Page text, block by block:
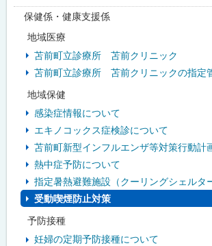
保健係・健康支援係
地域医療
苫前町立診療所 苫前クリニック
苫前町立診療所 苫前クリニックの指定
地域保健
感染症情報について
エキノコックス症検診について
苫前町新型インフルエンザ等対策行動計
熱中症予防について
指定暑熱避難施設（クーリングシェルタ
受動喫煙防止対策
予防接種
妊婦の定期予防接種について